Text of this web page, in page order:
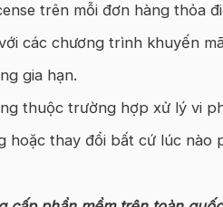
trên mỗi đơn hàng thỏa
các chương trình khuyến
gia hạn.
thuộc trường hợp xử lý vi
hoặc thay đổi bất cứ lúc nào